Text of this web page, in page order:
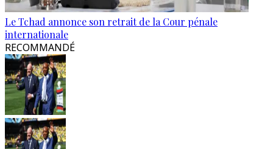
Le Tchad annonce son retrait de la Cour pénale
internationale
RECOMMANDÉ